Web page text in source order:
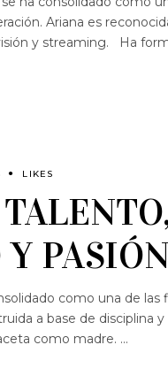
Ariana es
y streaming. Ha
LIKES
PASIÓN
como una de las
a base de disciplina
como madre.